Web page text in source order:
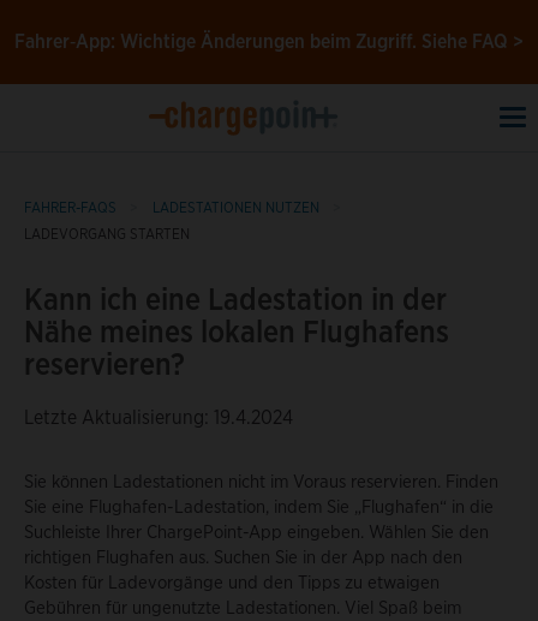
Fahrer‑App: Wichtige Änderungen beim Zugriff. Siehe FAQ >
FAHRER-FAQS
LADESTATIONEN NUTZEN
LADEVORGANG STARTEN
Kann ich eine Ladestation in der
Nähe meines lokalen Flughafens
reservieren?
Letzte Aktualisierung: 19.4.2024
Sie können Ladestationen nicht im Voraus reservieren. Finden
Sie eine Flughafen-Ladestation, indem Sie „Flughafen“ in die
Suchleiste Ihrer ChargePoint-App eingeben. Wählen Sie den
richtigen Flughafen aus. Suchen Sie in der App nach den
Kosten für Ladevorgänge und den Tipps zu etwaigen
Gebühren für ungenutzte Ladestationen. Viel Spaß beim